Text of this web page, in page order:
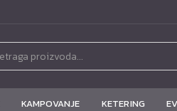
KAMPOVANJE KETERING